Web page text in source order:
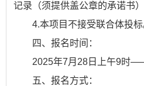
记录（须提供盖公章的承诺书）
4.本项目不接受联合体投标
四、报名时间：
2025年7月28日上午9时
五、报名方式：